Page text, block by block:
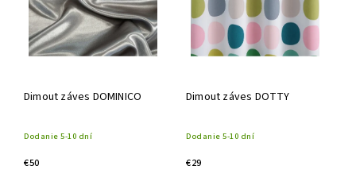
Dimout záves DOMINICO
Dodanie 5-10 dní
€50
Dimout záves DOTTY
Dodanie 5-10 dní
€29